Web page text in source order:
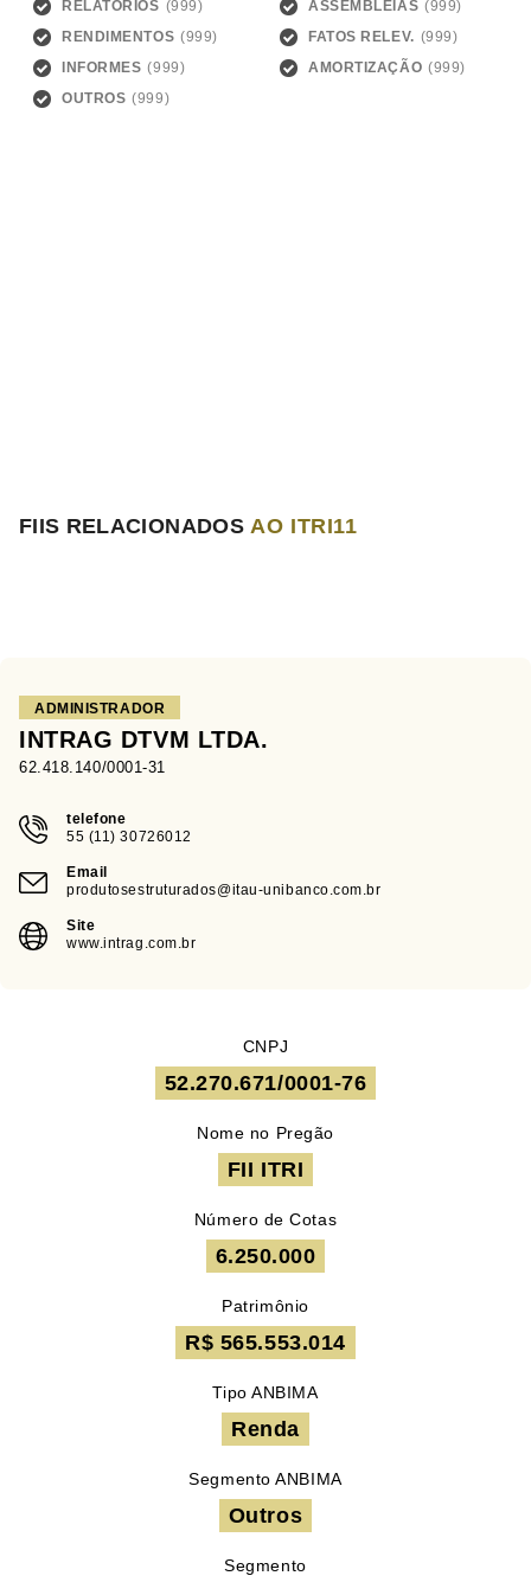
RELATÓRIOS
ASSEMBLEIAS
RENDIMENTOS
FATOS RELEV.
INFORMES
AMORTIZAÇÃO
OUTROS
FIIS RELACIONADOSAO ITRI11
ADMINISTRADOR
INTRAG DTVM LTDA.
62.418.140/0001-31
telefone
55 (11) 30726012
Email
produtosestruturados@itau-unibanco.com.br
Site
www.intrag.com.br
CNPJ
52.270.671/0001-76
Nome no Pregão
FII ITRI
Número de Cotas
6.250.000
Patrimônio
R$ 565.553.014
Tipo ANBIMA
Renda
Segmento ANBIMA
Outros
Segmento